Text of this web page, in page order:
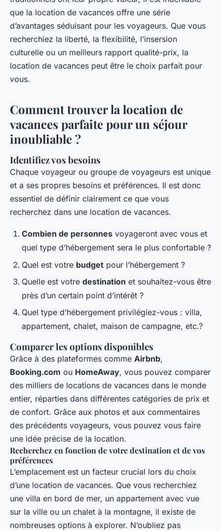
que la location de vacances offre une série
d’avantages séduisant pour les voyageurs. Que vous
recherchiez la liberté, la flexibilité, l’insersion
culturelle ou un meilleurs rapport qualité-prix, la
location de vacances peut être le choix parfait pour
vous.
Comment trouver la location de
vacances parfaite pour un séjour
inoubliable ?
Identifiez vos besoins
Chaque voyageur ou groupe de voyageurs est unique
et a ses propres besoins et préférences. Il est donc
essentiel de définir clairement ce que vous
recherchez dans une location de vacances.
Combien de personnes voyageront avec vous et
quel type d’hébergement sera le plus confortable ?
Quel est votre budget pour l’hébergement ?
Quelle est votre destination et souhaitez-vous être
près d’un certain point d’intérêt ?
Quel type d’hébergement privilégiez-vous : villa,
appartement, chalet, maison de campagne, etc.?
Comparer les options disponibles
Grâce à des plateformes comme Airbnb,
Booking.com ou HomeAway, vous pouvez comparer
des milliers de locations de vacances dans le monde
entier, réparties dans différentes catégories de prix et
de confort. Grâce aux photos et aux commentaires
des précédents voyageurs, vous pouvez vous faire
une idée précise de la location.
Recherchez en fonction de votre destination et de vos
préférences
L’emplacement est un facteur crucial lors du choix
d’une location de vacances. Que vous recherchiez
une villa en bord de mer, un appartement avec vue
sur la ville ou un chalet à la montagne, il existe de
nombreuses options à explorer. N’oubliez pas